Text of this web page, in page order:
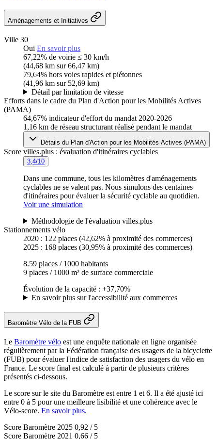
Aménagements et Initiatives
Ville 30
Oui En savoir plus
67,22% de voirie ≤ 30 km/h
(44,68 km sur 66,47 km)
79,64% hors voies rapides et piétonnes
(41,96 km sur 52,69 km)
Détail par limitation de vitesse
Efforts dans le cadre du Plan d'Action pour les Mobilités Actives
(PAMA)
64,67% indicateur d'effort du mandat 2020-2026
1,16 km de réseau structurant réalisé pendant le mandat
Détails du Plan d'Action pour les Mobilités Actives (PAMA)
Score villes.plus : évaluation d'itinéraires cyclables
3,4/10
Dans une commune, tous les kilomètres d'aménagements
cyclables ne se valent pas. Nous simulons des centaines
d'itinéraires pour évaluer la sécurité cyclable au quotidien.
Voir une simulation
Méthodologie de l'évaluation villes.plus
Stationnements vélo
2020 : 122 places (42,62% à proximité des commerces)
2025 : 168 places (30,95% à proximité des commerces)
8.59 places / 1000 habitants
9 places / 1000 m² de surface commerciale
Évolution de la capacité : +37,70%
En savoir plus sur l'accessibilité aux commerces
Baromètre Vélo de la FUB
Le Baromètre vélo est une enquête nationale en ligne organisée
régulièrement par la Fédération française des usagers de la bicyclette
(FUB) pour évaluer l'indice de satisfaction des usagers du vélo en
France. Le score final est calculé à partir de plusieurs critères
présentés ci-dessous.
Le score sur le site du Baromètre est entre 1 et 6. Il a été ajusté ici
entre 0 à 5 pour une meilleure lisibilité et une cohérence avec le
Vélo-score. En savoir plus.
Score Baromètre 2025 0,92 / 5
Score Baromètre 2021 0,66 / 5